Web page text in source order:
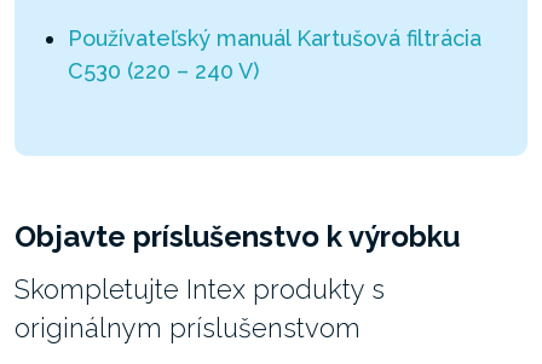
Používateľský manuál Kartušová filtrácia
C530 (220 – 240 V)
Objavte príslušenstvo k výrobku
Skompletujte Intex produkty s
originálnym príslušenstvom